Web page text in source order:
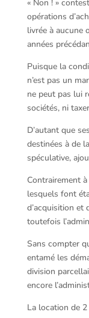
« Non ! »
opérations
livrée à aucune
années
Puisque la
n’est pas un
ne peut pas lui
sociétés, ni
D’autant que
destinées à de
spéculative,
Contrairement
lesquels font
d’acquisition et
toutefois
Sans compter
entamé les
division
encore
La location de